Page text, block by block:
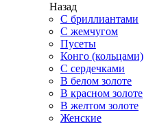
Назад
С бриллиантами
С жемчугом
Пусеты
Конго (кольцами)
С сердечками
В белом золоте
В красном золоте
В желтом золоте
Женские